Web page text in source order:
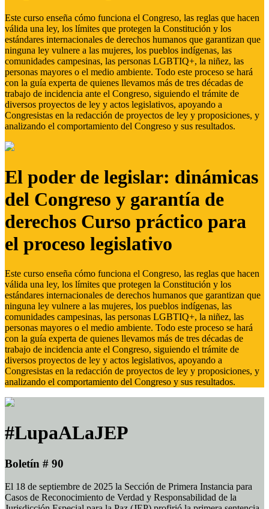
Este curso enseña cómo funciona el Congreso, las reglas que hacen
válida una ley, los límites que protegen la Constitución y los
estándares internacionales de derechos humanos que garantizan que
ninguna ley vulnere a las mujeres, los pueblos indígenas, las
comunidades campesinas, las personas LGBTIQ+, la niñez, las
personas mayores o el medio ambiente. Todo este proceso se hará
con la guía experta de quienes llevamos más de tres décadas de
trabajo de incidencia ante el Congreso, siguiendo el trámite de
diversos proyectos de ley y actos legislativos, apoyando a
Congresistas en la redacción de proyectos de ley y proposiciones, y
analizando el comportamiento del Congreso y sus resultados.
El poder de legislar: dinámicas
del Congreso y garantía de
derechos Curso práctico para
el proceso legislativo
Este curso enseña cómo funciona el Congreso, las reglas que hacen
válida una ley, los límites que protegen la Constitución y los
estándares internacionales de derechos humanos que garantizan que
ninguna ley vulnere a las mujeres, los pueblos indígenas, las
comunidades campesinas, las personas LGBTIQ+, la niñez, las
personas mayores o el medio ambiente. Todo este proceso se hará
con la guía experta de quienes llevamos más de tres décadas de
trabajo de incidencia ante el Congreso, siguiendo el trámite de
diversos proyectos de ley y actos legislativos, apoyando a
Congresistas en la redacción de proyectos de ley y proposiciones, y
analizando el comportamiento del Congreso y sus resultados.
#LupaALaJEP
Boletín # 90
El 18 de septiembre de 2025 la Sección de Primera Instancia para
Casos de Reconocimiento de Verdad y Responsabilidad de la